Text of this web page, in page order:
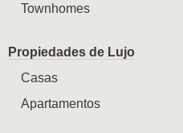
Townhomes
Propiedades de Lujo
Casas
Apartamentos